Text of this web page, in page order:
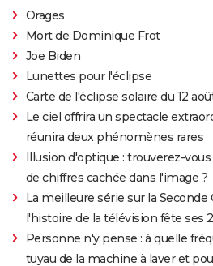
Orages
Mort de Dominique Frot
Joe Biden
Lunettes pour l'éclipse
Carte de l'éclipse solaire du 12
Le ciel offrira un spectacle
réunira deux phénomènes rares
Illusion d'optique : trouverez-
de chiffres cachée dans l'image ?
La meilleure série sur la
l'histoire de la télévision fête ses
Personne n'y pense : à quelle
tuyau de la machine à laver et